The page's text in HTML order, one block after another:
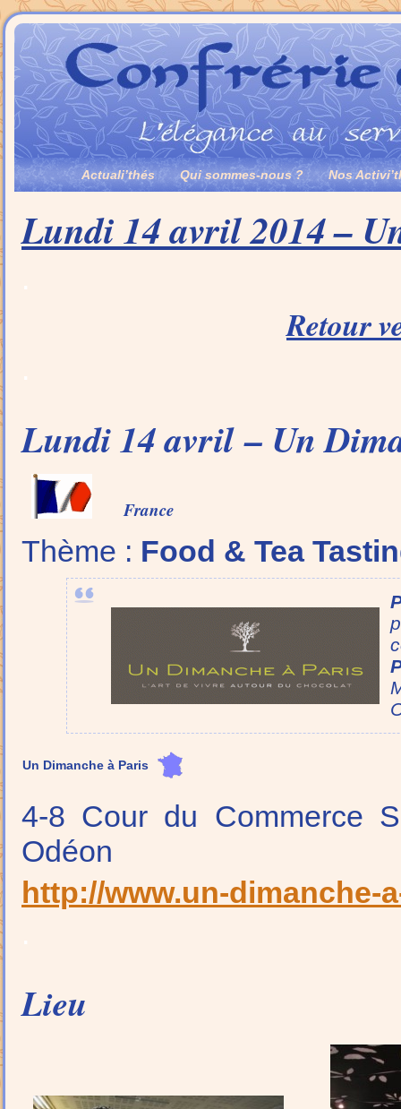
Actuali’thés Qui sommes-nous ? Nos
Lundi 14 avril 2014 –
Retour
Lundi 14 avril – Un
France
Thème : Food & Tea
Un Dimanche à Paris
4-8 Cour du Commerce
Odéon
http://www.un-dimanche-
Lieu